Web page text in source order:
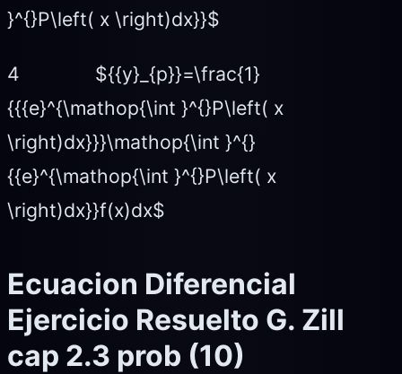
}^{}P\left( x \right)dx}}$
4 ${{y}_{p}}=\frac{1}
{{{e}^{\mathop{\int }^{}P\left( x
\right)dx}}}\mathop{\int }^{}
{{e}^{\mathop{\int }^{}P\left( x
\right)dx}}f(x)dx$
Ecuacion Diferencial
Ejercicio Resuelto G. Zill
cap 2.3 prob (10)